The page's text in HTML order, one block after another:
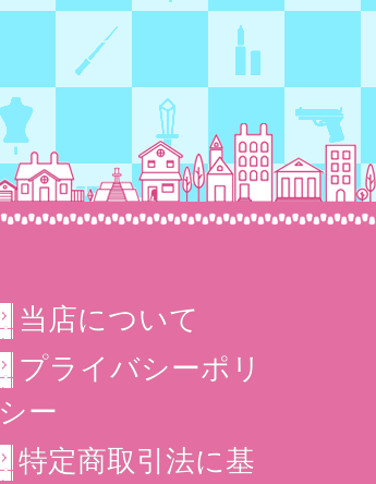
当店について
プライバシーポリ
シー
特定商取引法に基